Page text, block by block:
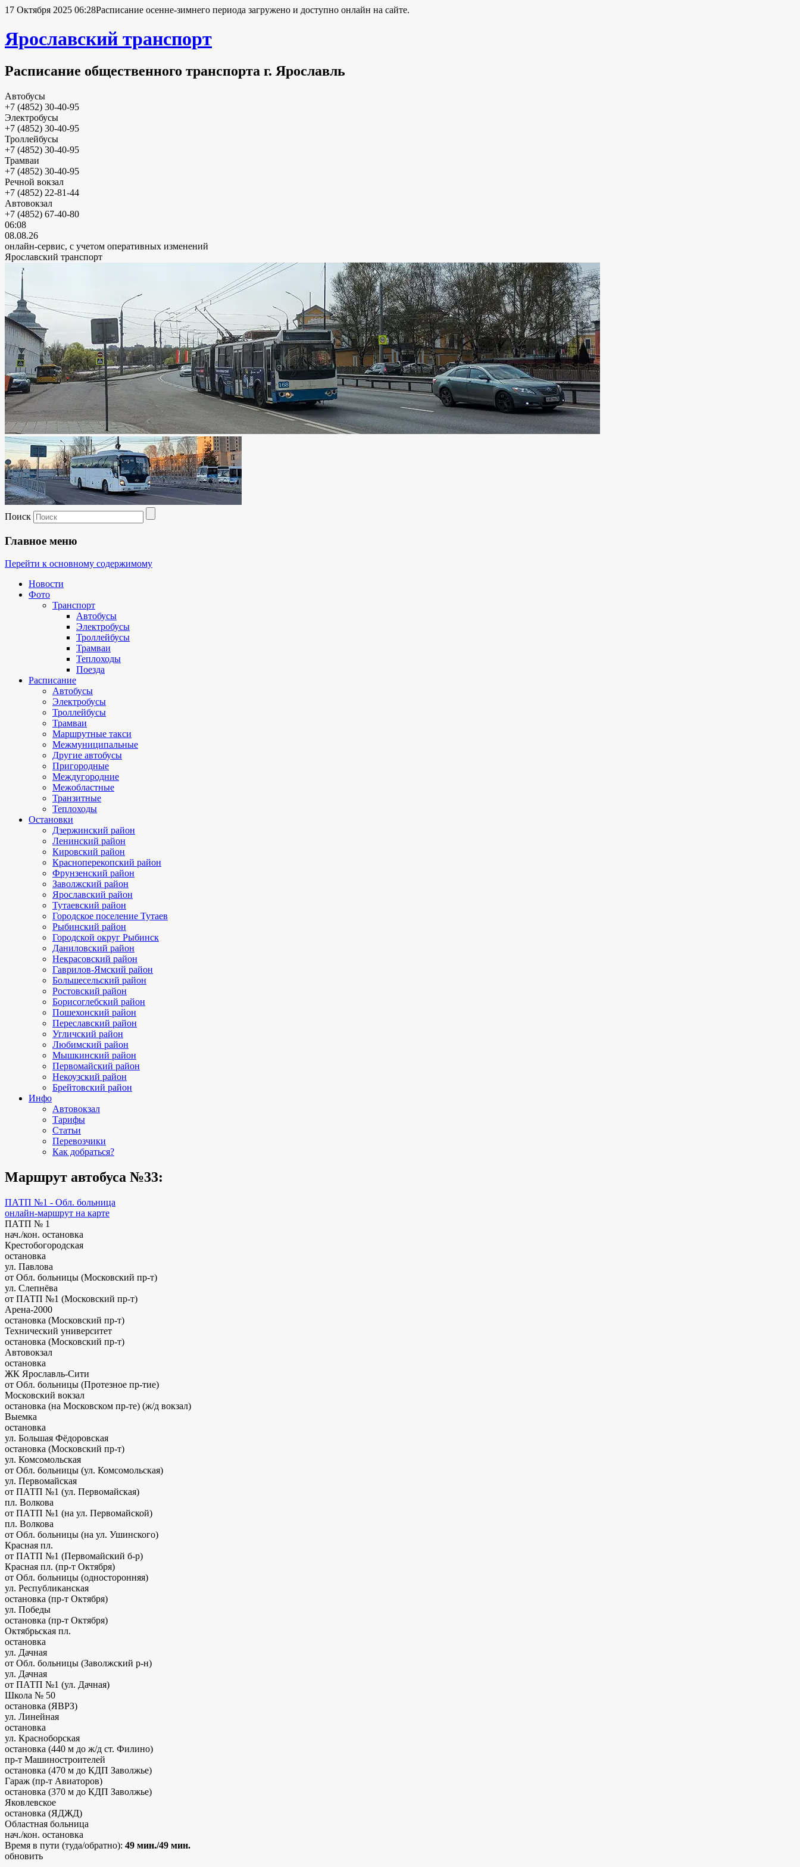
17 Октября 2025 06:28Расписание осенне-зимнего периода загружено и доступно онлайн на сайте.
Ярославский транспорт
Расписание общественного транспорта г. Ярославль
Автобусы
+7 (4852) 30-40-95
Электробусы
+7 (4852) 30-40-95
Троллейбусы
+7 (4852) 30-40-95
Трамваи
+7 (4852) 30-40-95
Речной вокзал
+7 (4852) 22-81-44
Автовокзал
+7 (4852) 67-40-80
06:08
08.08.26
онлайн-сервис, с учетом оперативных изменений
Ярославский транспорт
Поиск
Главное меню
Перейти к основному содержимому
Новости
Фото
Транспорт
Автобусы
Электробусы
Троллейбусы
Трамваи
Теплоходы
Поезда
Расписание
Автобусы
Электробусы
Троллейбусы
Трамваи
Маршрутные такси
Межмуниципальные
Другие автобусы
Пригородные
Междугородние
Межобластные
Транзитные
Теплоходы
Остановки
Дзержинский район
Ленинский район
Кировский район
Красноперекопский район
Фрунзенский район
Заволжский район
Ярославский район
Тутаевский район
Городское поселение Тутаев
Рыбинский район
Городской округ Рыбинск
Даниловский район
Некрасовский район
Гаврилов-Ямский район
Большесельский район
Ростовский район
Борисоглебский район
Пошехонский район
Переславский район
Угличский район
Любимский район
Мышкинский район
Первомайский район
Некоузский район
Брейтовский район
Инфо
Автовокзал
Тарифы
Статьи
Перевозчики
Как добраться?
Маршрут автобуса №33:
ПАТП №1 - Обл. больница
онлайн-маршрут на карте
ПАТП № 1
нач./кон. остановка
Крестобогородская
остановка
ул. Павлова
от Обл. больницы (Московский пр-т)
ул. Слепнёва
от ПАТП №1 (Московский пр-т)
Арена-2000
остановка (Московский пр-т)
Технический университет
остановка (Московский пр-т)
Автовокзал
остановка
ЖК Ярославль-Сити
от Обл. больницы (Протезное пр-тие)
Московский вокзал
остановка (на Московском пр-те) (ж/д вокзал)
Выемка
остановка
ул. Большая Фёдоровская
остановка (Московский пр-т)
ул. Комсомольская
от Обл. больницы (ул. Комсомольская)
ул. Первомайская
от ПАТП №1 (ул. Первомайская)
пл. Волкова
от ПАТП №1 (на ул. Первомайской)
пл. Волкова
от Обл. больницы (на ул. Ушинского)
Красная пл.
от ПАТП №1 (Первомайский б-р)
Красная пл. (пр-т Октября)
от Обл. больницы (односторонняя)
ул. Республиканская
остановка (пр-т Октября)
ул. Победы
остановка (пр-т Октября)
Октябрьская пл.
остановка
ул. Дачная
от Обл. больницы (Заволжский р-н)
ул. Дачная
от ПАТП №1 (ул. Дачная)
Школа № 50
остановка (ЯВРЗ)
ул. Линейная
остановка
ул. Красноборская
остановка (440 м до ж/д ст. Филино)
пр-т Машиностроителей
остановка (470 м до КДП Заволжье)
Гараж (пр-т Авиаторов)
остановка (370 м до КДП Заволжье)
Яковлевское
остановка (ЯДЖД)
Областная больница
нач./кон. остановка
Время в пути (туда/обратно): 49 мин./49 мин.
обновить